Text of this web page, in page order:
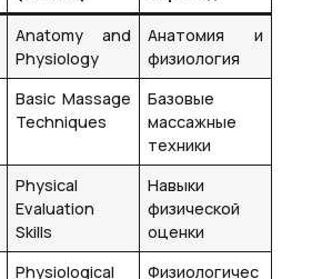
Anatomy and
Physiology
Анатомия и
физиология
Basic Massage
Techniques
Базовые
массажные
техники
Physical
Evaluation
Skills
Навыки
физической
оценки
Physiological
Физиологичес